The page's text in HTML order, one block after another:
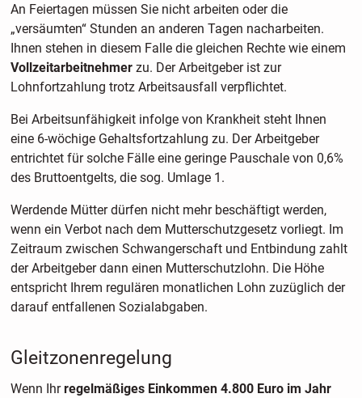
An Feiertagen müssen Sie nicht arbeiten oder die
„versäumten“ Stunden an anderen Tagen nacharbeiten.
Ihnen stehen in diesem Falle die gleichen Rechte wie einem
Vollzeitarbeitnehmerzu. Der Arbeitgeber ist zur
Lohnfortzahlung trotz Arbeitsausfall verpflichtet.
Bei Arbeitsunfähigkeit infolge von Krankheit steht Ihnen
eine 6-wöchige Gehaltsfortzahlung zu. Der Arbeitgeber
entrichtet für solche Fälle eine geringe Pauschale von 0,6%
des Bruttoentgelts, die sog. Umlage 1.
Werdende Mütter dürfen nicht mehr beschäftigt werden,
wenn ein Verbot nach dem Mutterschutzgesetz vorliegt. Im
Zeitraum zwischen Schwangerschaft und Entbindung zahlt
der Arbeitgeber dann einen Mutterschutzlohn. Die Höhe
entspricht Ihrem regulären monatlichen Lohn zuzüglich der
darauf entfallenen Sozialabgaben.
Gleitzonenregelung
Wenn Ihrregelmäßiges Einkommen 4.800 Euro im Jahr